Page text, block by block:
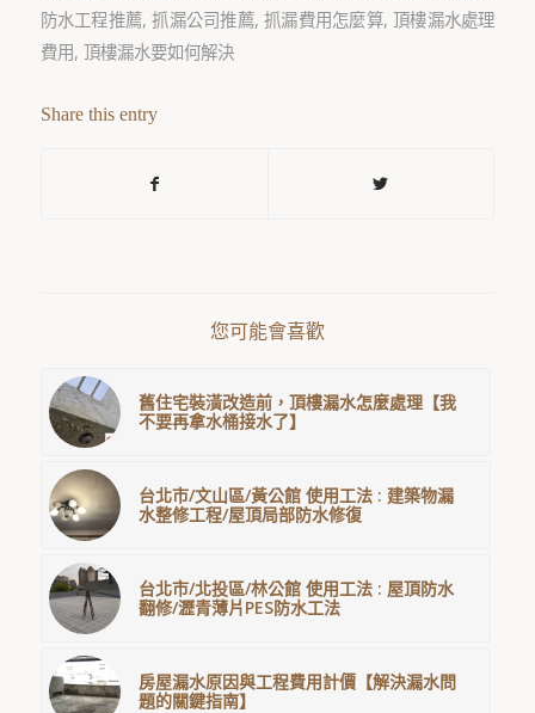
防水工程推薦,抓漏公司推薦,抓漏費用怎麼算,頂樓漏水處理
費用, 頂樓漏水要如何解決
Share this entry
您可能會喜歡
舊住宅裝潢改造前，頂樓漏水怎麼處理【我
不要再拿水桶接水了】
台北市/文山區/黃公館 使用工法 : 建築物漏
水整修工程/屋頂局部防水修復
台北市/北投區/林公館 使用工法 : 屋頂防水
翻修/瀝青薄片PES防水工法
房屋漏水原因與工程費用計價【解決漏水問
題的關鍵指南】